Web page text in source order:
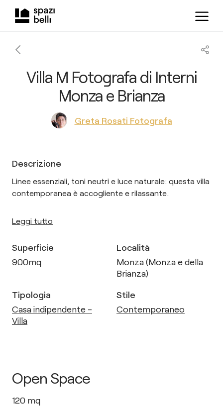
Villa M Fotografa di Interni
Monza e Brianza
Greta Rosati Fotografa
Descrizione
Linee essenziali, toni neutri e luce naturale: questa villa
contemporanea è accogliente e rilassante.
Leggi tutto
Superficie
900mq
Località
Monza (Monza e della
Brianza)
Tipologia
Casa indipendente -
Villa
Stile
Contemporaneo
Open Space
120 mq